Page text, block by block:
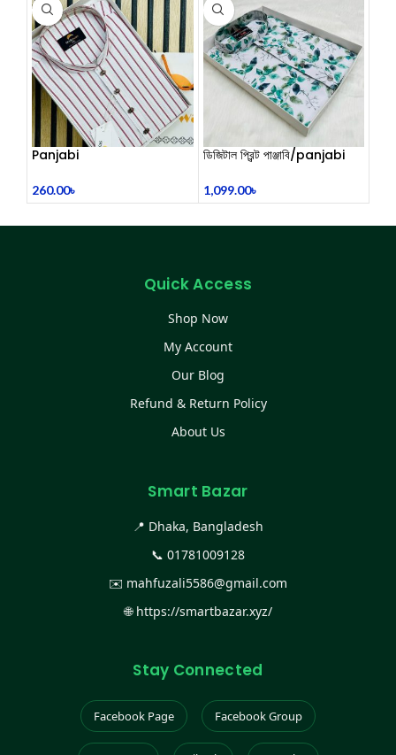
Panjabi
260.00৳
ডিজিটাল প্রিন্ট পাঞ্জাবি/panjabi
1,099.00৳
Quick Access
Shop Now
My Account
Our Blog
Refund & Return Policy
About Us
Smart Bazar
📍 Dhaka, Bangladesh
📞 01781009128
✉️ mahfuzali5586@gmail.com
🌐 https://smartbazar.xyz/
Stay Connected
Facebook Page Facebook Group